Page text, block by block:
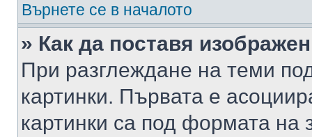
Върнете се в началото
» Как да поставя
При разглеждане на теми
картинки. Първата е
картинки са под формата на